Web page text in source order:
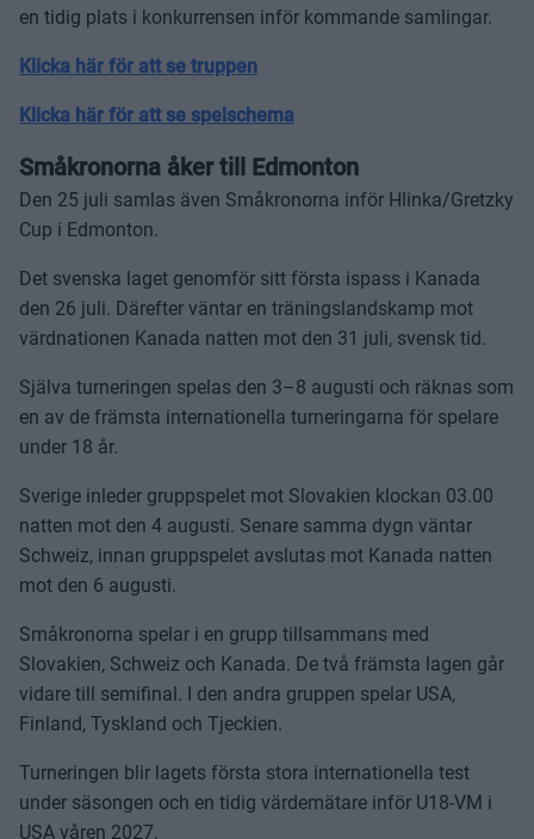
en tidig plats i konkurrensen inför kommande samlingar.
Klicka här för att se truppen
Klicka här för att se spelschema
Småkronorna åker till Edmonton
Den 25 juli samlas även Småkronorna inför Hlinka/Gretzky
Cup i Edmonton.
Det svenska laget genomför sitt första ispass i Kanada
den 26 juli. Därefter väntar en träningslandskamp mot
värdnationen Kanada natten mot den 31 juli, svensk tid.
Själva turneringen spelas den 3–8 augusti och räknas som
en av de främsta internationella turneringarna för spelare
under 18 år.
Sverige inleder gruppspelet mot Slovakien klockan 03.00
natten mot den 4 augusti. Senare samma dygn väntar
Schweiz, innan gruppspelet avslutas mot Kanada natten
mot den 6 augusti.
Småkronorna spelar i en grupp tillsammans med
Slovakien, Schweiz och Kanada. De två främsta lagen går
vidare till semifinal. I den andra gruppen spelar USA,
Finland, Tyskland och Tjeckien.
Turneringen blir lagets första stora internationella test
under säsongen och en tidig värdemätare inför U18-VM i
USA våren 2027.